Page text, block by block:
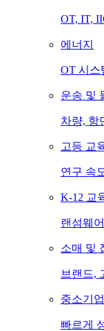
OT, IT,
에너지
OT 시스
운송 및
차량, 항
고등 교
연구 속
K-12 교
랜섬웨
소매 및
브랜드,
중소기
빠르게